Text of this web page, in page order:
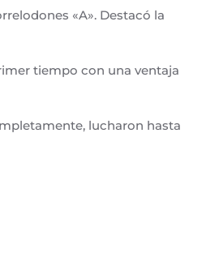
«A». Destacó la
tiempo con una ventaja
lucharon hasta